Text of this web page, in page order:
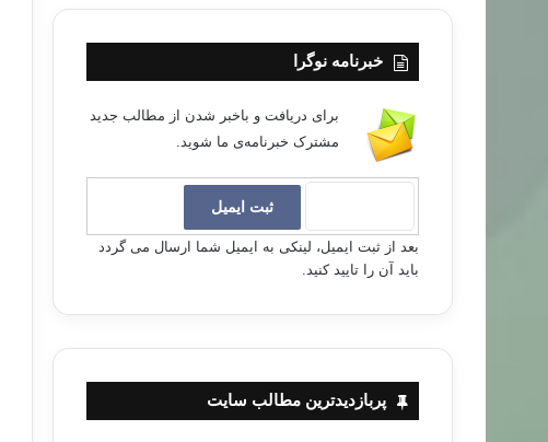
خبرنامه نوگرا
برای دریافت و باخبر شدن از مطالب جدید
مشترک خبرنامه‌ی ما شوید.
بعد از ثبت ایمیل، لینکی به ایمیل شما ارسال می گردد
باید آن را تایید کنید.
پربازدیدترین مطالب سایت